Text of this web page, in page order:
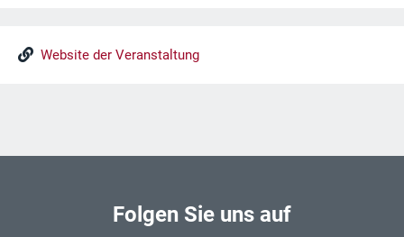
Website der Veranstaltung
Folgen Sie uns auf